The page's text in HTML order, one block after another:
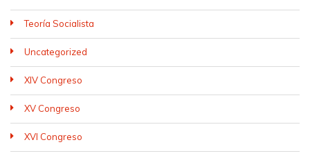
Teoría Socialista
Uncategorized
XIV Congreso
XV Congreso
XVI Congreso